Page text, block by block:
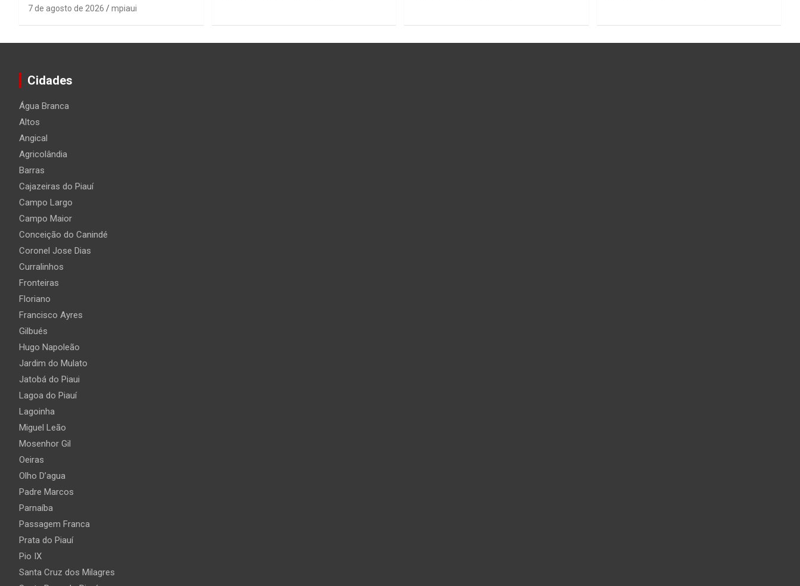
7 de agosto de 2026 mpiaui
Cidades
Água Branca
Altos
Angical
Agricolândia
Barras
Cajazeiras do Piauí
Campo Largo
Campo Maior
Conceição do Canindé
Coronel Jose Dias
Curralinhos
Fronteiras
Floriano
Francisco Ayres
Gilbués
Hugo Napoleão
Jardim do Mulato
Jatobá do Piaui
Lagoa do Piauí
Lagoinha
Miguel Leão
Mosenhor Gil
Oeiras
Olho D’agua
Padre Marcos
Parnaíba
Passagem Franca
Prata do Piauí
Pio IX
Santa Cruz dos Milagres